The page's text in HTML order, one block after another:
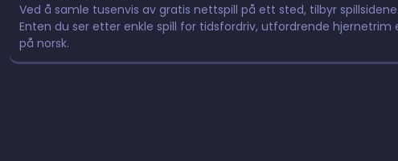
Ved å samle tusenvis av gratis nettspill på ett sted, tilbyr
Enten du ser etter enkle spill for tidsfordriv, utfordrende
på norsk.